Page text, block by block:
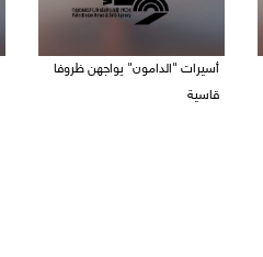
أسيرات "الدامون" يواجهن ظروفا
قاسية